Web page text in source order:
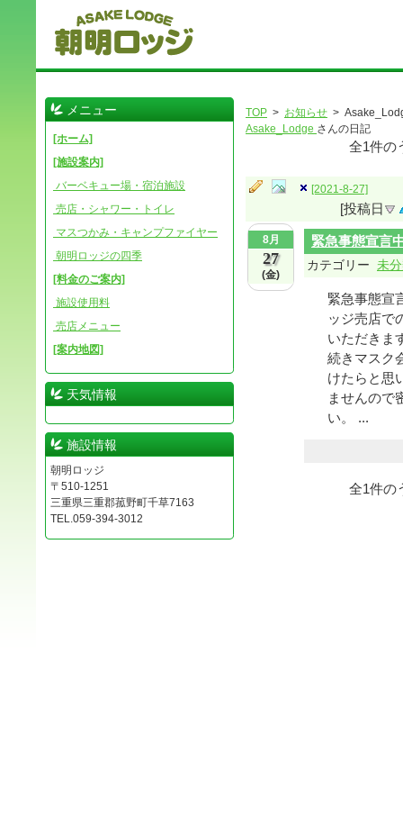
TOP > お知らせ >
Asake_Lodge さんの日記
全1件の
[2021-8-27]
[投稿日
8月
27
(金)
緊急事態宣言
カテゴリー 未
緊急事態宣
ッジ売店で
いただきま
続きマスク
けたらと思
ませんので
い。 ...
全1件の
メニュー
[ホーム]
[施設案内]
バーベキュー場・宿泊施設
売店・シャワー・トイレ
マスつかみ・キャンプファイヤー
朝明ロッジの四季
[料金のご案内]
施設使用料
売店メニュー
[案内地図]
天気情報
施設情報
朝明ロッジ
〒510-1251
三重県三重郡菰野町千草7163
TEL.059-394-3012